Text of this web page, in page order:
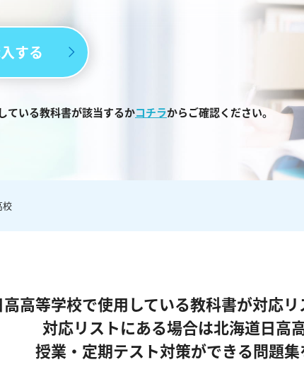
する
ている教科書が該当するかコチラからご確認ください。
校
高等学校で使用している教科書が対応リ
対応リストにある場合は北海道日高
授業・定期テスト対策ができる問題集